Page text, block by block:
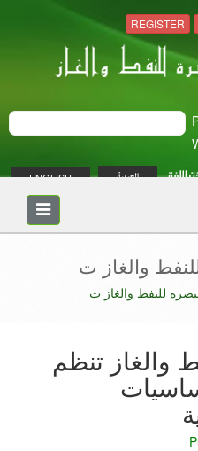
REGISTER
اللغة العربية ENGLISH
Toggle
navigation
والغاز ت
للنفط والغاز ت
والغاز تنظم